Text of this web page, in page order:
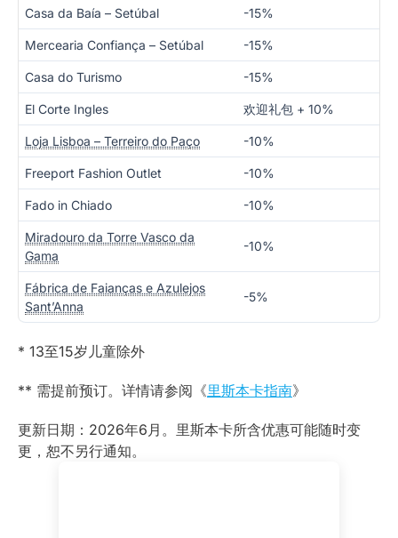
Casa da Baía – Setúbal -15%
Mercearia Confiança – Setúbal -15%
Casa do Turismo -15%
El Corte Ingles 欢迎礼包 + 10%
Loja Lisboa – Terreiro do Paço -10%
Freeport Fashion Outlet -10%
Fado in Chiado -10%
Miradouro da Torre Vasco da
Gama
-10%
Fábrica de Faianças e Azulejos
Sant’Anna
-5%
* 13至15岁儿童除外
** 需提前预订。详情请参阅《里斯本卡指南》
更新日期：2026年6月。里斯本卡所含优惠可能随时变
更，恕不另行通知。